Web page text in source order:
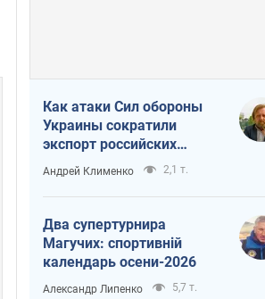
Как атаки Сил обороны
Украины сократили
экспорт российских
нефтепродуктов
Андрей Клименко 2,1 т.
Два супертурнира
Магучих: спортивній
календарь осени-2026
Александр Липенко 5,7 т.